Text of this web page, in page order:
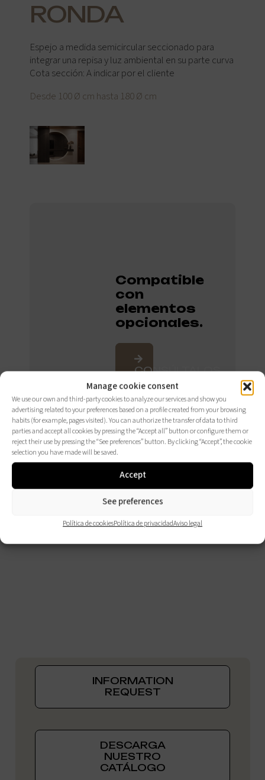
Manage cookie consent
We use our own and third-party cookies to analyze our services and show you
advertising related to your preferences based on a profile created from your browsing
habits (for example, pages visited). You can authorize the transfer of data to third
parties and accept all cookies by pressing the “Accept all” button or configure them or
reject their use by pressing the “See preferences” button. By clicking “Accept”, the cookie
selection you have made will be saved.
Accept
See preferences
Política de cookiesPolítica de privacidadAviso legal
RONDA
Espejo a medida semicircular seccionado para
integrar una repisa y luz ambiental en su parte curva
Cota sección: A indicar por el cliente
Desde 100 Ø cm hasta 180 Ø cm
Compatible
con
elementos
opcionales.
CONSÚLTALOS
AQUÍ
INFORMATION
REQUEST
DESCARGA
NUESTRO
CATÁLOGO